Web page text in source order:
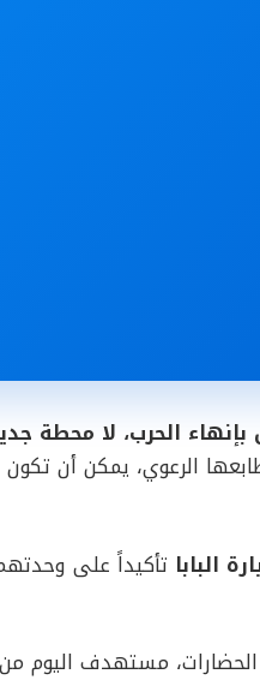
بإنهاء الحرب، لا محطة
الرعوي، يمكن أن تكون
البابا تأكيداً على
مستهدف اليوم